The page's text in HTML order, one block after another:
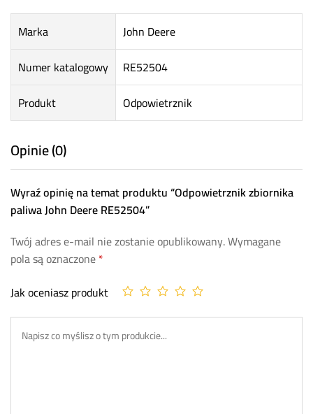
Marka
John Deere
Numer katalogowy
RE52504
Produkt
Odpowietrznik
Opinie (0)
Wyraź opinię na temat produktu “Odpowietrznik zbiornika
paliwa John Deere RE52504”
Twój adres e-mail nie zostanie opublikowany.Wymagane
pola są oznaczone*
Jak oceniasz produkt